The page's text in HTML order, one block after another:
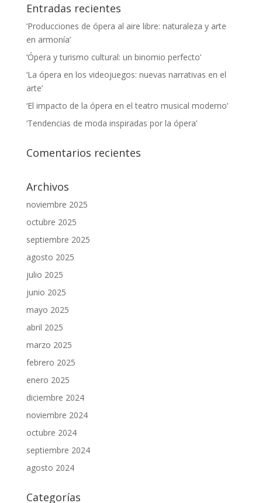
Entradas recientes
‘Producciones de ópera al aire libre: naturaleza y arte
en armonía’
‘Ópera y turismo cultural: un binomio perfecto’
‘La ópera en los videojuegos: nuevas narrativas en el
arte’
‘El impacto de la ópera en el teatro musical moderno’
‘Tendencias de moda inspiradas por la ópera’
Comentarios recientes
Archivos
noviembre 2025
octubre 2025
septiembre 2025
agosto 2025
julio 2025
junio 2025
mayo 2025
abril 2025
marzo 2025
febrero 2025
enero 2025
diciembre 2024
noviembre 2024
octubre 2024
septiembre 2024
agosto 2024
Categorías